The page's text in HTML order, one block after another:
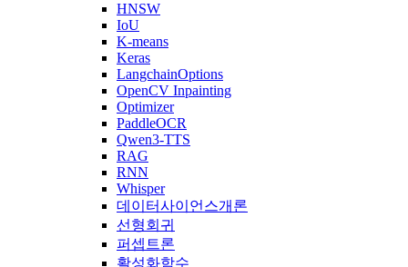
HNSW
IoU
K-means
Keras
LangchainOptions
OpenCV Inpainting
Optimizer
PaddleOCR
Qwen3-TTS
RAG
RNN
Whisper
데이터사이언스개론
선형회귀
퍼셉트론
활성화함수